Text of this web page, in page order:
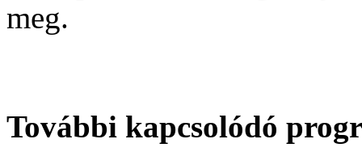
meg.
További kapcsolódó